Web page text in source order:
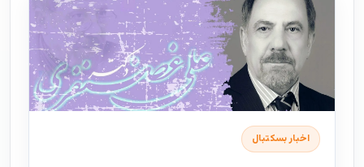
اخبار بسکتبال